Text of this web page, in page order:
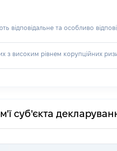
відповідальне та особливо
високим рівнем корупційних
суб'єкта